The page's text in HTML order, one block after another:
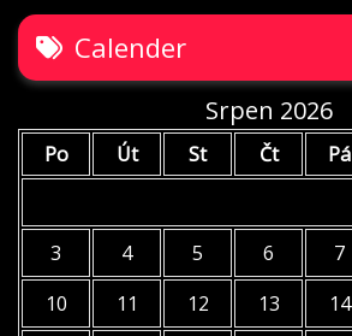
Calender
Srpen 2026
Po Út St Čt Pá
3
4 5 6 7
10
11 12 13 14